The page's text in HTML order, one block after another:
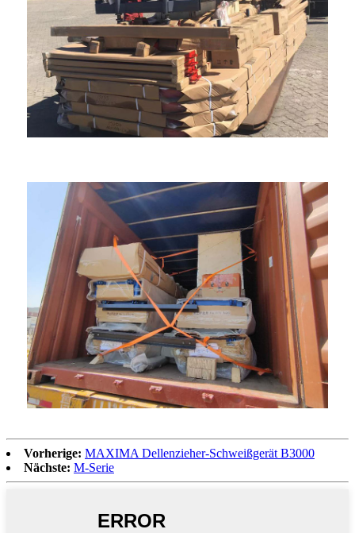
Vorherige: MAXIMA Dellenzieher-Schweißgerät B3000
Nächste: M-Serie